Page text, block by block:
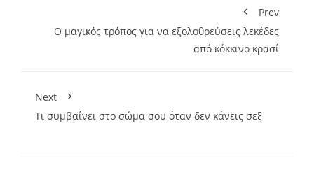
Prev
Ο μαγικός τρόπος για να εξολοθρεύσεις λεκέδες
από κόκκινο κρασί
Next
Τι συμβαίνει στο σώμα σου όταν δεν κάνεις σεξ